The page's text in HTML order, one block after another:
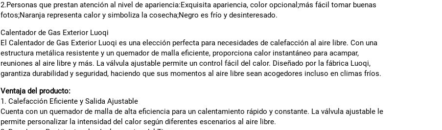
2.Personas que prestan atención al nivel de apariencia:Exquisita apariencia, color opcional;más fácil tomar buenas
fotos;Naranja representa calor y simboliza la cosecha;Negro es frío y desinteresado.
Calentador de Gas Exterior Luoqi
El Calentador de Gas Exterior Luoqi es una elección perfecta para necesidades de calefacción al aire libre. Con una
estructura metálica resistente y un quemador de malla eficiente, proporciona calor instantáneo para acampar,
reuniones al aire libre y más. La válvula ajustable permite un control fácil del calor. Diseñado por la fábrica Luoqi,
garantiza durabilidad y seguridad, haciendo que sus momentos al aire libre sean acogedores incluso en climas fríos.
Ventaja del producto:
1. Calefacción Eficiente y Salida Ajustable
Cuenta con un quemador de malla de alta eficiencia para un calentamiento rápido y constante. La válvula ajustable le
permite personalizar la intensidad del calor según diferentes escenarios al aire libre.